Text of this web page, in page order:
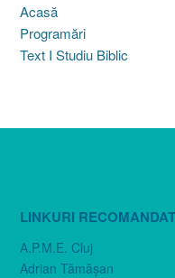
Acasă
Programări
Text I Studiu Biblic
LINKURI
A.P.M.E. Cluj
Adrian Tămăşan